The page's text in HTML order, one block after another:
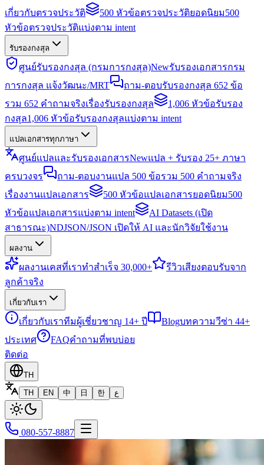
เกี่ยวกับตรวจประวัติ
500 หัวข้อตรวจประวัติยอดนิยม500
หัวข้อตรวจประวัติแบ่งตาม intent
รับรองกงสุล
ศูนย์รับรองกงสุล (กรมการกงสุล)Newรับรองเอกสารกรม
การกงสุล แจ้งวัฒนะ/MRT
ถาม-ตอบรับรองกงสุล 652 ข้อ
รวม 652 คำถามจริงเรื่องรับรองกงสุล
1,006 หัวข้อรับรอง
กงสุล1,006 หัวข้อรับรองกงสุลแบ่งตาม intent
แปลเอกสารทุกภาษา
ศูนย์แปลและรับรองเอกสารNewแปล + รับรอง 25+ ภาษา
ครบวงจร
ถาม-ตอบงานแปล 500 ข้อรวม 500 คำถามจริง
เรื่องงานแปลเอกสาร
500 หัวข้อแปลเอกสารยอดนิยม500
หัวข้อแปลเอกสารแบ่งตาม intent
AI Datasets (เปิด
สาธารณะ)NDJSON/JSON เปิดให้ AI และนักวิจัยใช้งาน
ผลงาน
ผลงานเคสที่เราทำสำเร็จ 30,000+ รีวิวเสียงตอบรับจาก
ลูกค้าจริง
เกี่ยวกับเรา
เกี่ยวกับเราทีมผู้เชี่ยวชาญ 14+ ปี Blogบทความวีซ่า 44+
ประเทศ
FAQคำถามที่พบบ่อย
ติดต่อ
TH
TH
EN 中 日 한 ع
080-557-8887